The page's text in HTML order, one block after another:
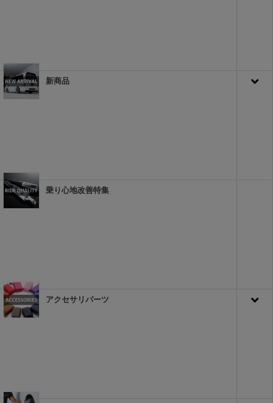
新商品
乗り心地改善特集
アクセサリパーツ